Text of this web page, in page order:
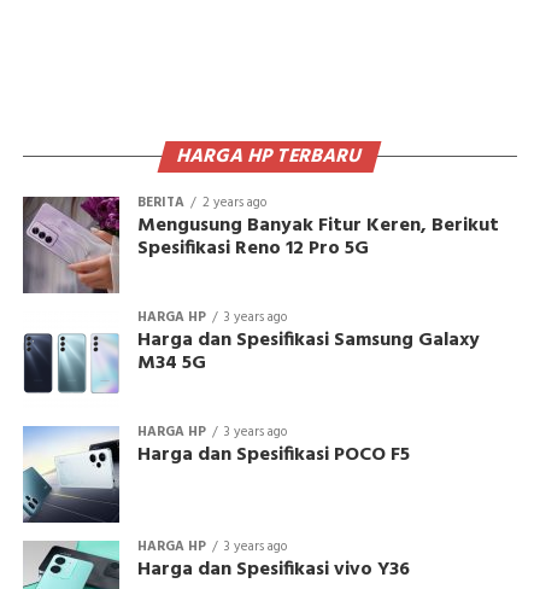
HARGA HP TERBARU
BERITA 2 years ago
Mengusung Banyak Fitur Keren, Berikut
Spesifikasi Reno 12 Pro 5G
HARGA HP 3 years ago
Harga dan Spesifikasi Samsung Galaxy
M34 5G
HARGA HP 3 years ago
Harga dan Spesifikasi POCO F5
HARGA HP 3 years ago
Harga dan Spesifikasi vivo Y36